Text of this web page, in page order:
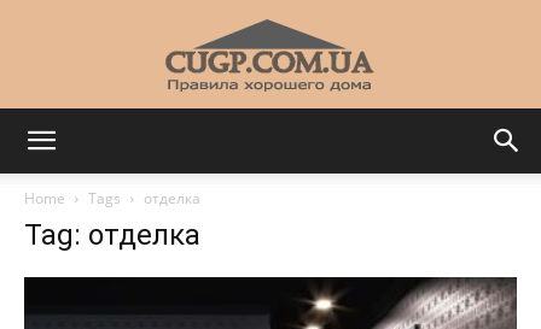
Home Tags отделка
Tag: отделка